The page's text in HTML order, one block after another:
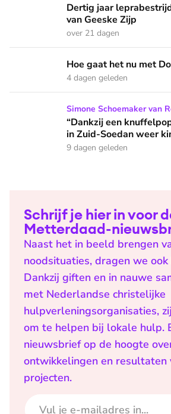
Dertig jaar leprabestrijding: het
Dertig jaar
van Geeske Zijp
over 21 dagen
Hoe gaat het nu met Dora?
Hoe gaat het nu met
4 dagen geleden
“Dankzij een knuffelpop kunnen
Simone Schoemaker van
“Dankzij een
in Zuid-Soedan weer
9 dagen geleden
Schrijf je hier in voor
Metterdaad-
Naast het in beeld brengen
noodsituaties, dragen we
Dankzij giften en in nauwe
met Nederlandse christelijke
hulpverleningsorganisaties,
om te helpen bij lokale hulp.
nieuwsbrief op de hoogte
ontwikkelingen en resultaten
projecten.